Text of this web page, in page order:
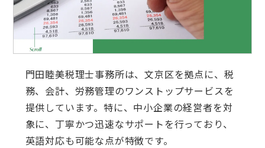
門田睦美税理士事務所は、文京区を拠点に、税
務、会計、労務管理のワンストップサービスを
提供しています。特に、中小企業の経営者を対
象に、丁寧かつ迅速なサポートを行っており、
英語対応も可能な点が特徴です。